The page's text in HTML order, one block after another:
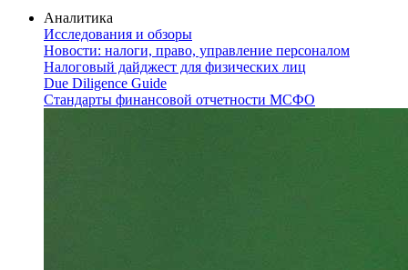
Аналитика
Исследования и обзоры
Новости: налоги, право, управление персоналом
Налоговый дайджест для физических лиц
Due Diligence Guide
Стандарты финансовой отчетности МСФО